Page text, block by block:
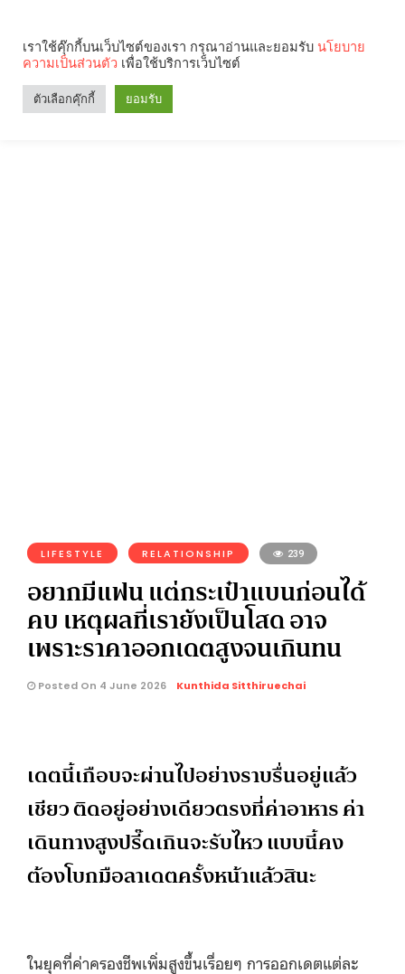
LIFESTYLE RELATIONSHIP 239
อยากมีแฟน แต่กระเป๋าแบนก่อนได้
คบ เหตุผลที่เรายังเป็นโสด อาจ
เพราะราคาออกเดตสูงจนเกินทน
Posted On 4 June 2026 Kunthida Sitthiruechai
เดตนี้เกือบจะผ่านไปอย่างราบรื่นอยู่แล้ว
เชียว ติดอยู่อย่างเดียวตรงที่ค่าอาหาร ค่า
เดินทางสูงปรี๊ดเกินจะรับไหว แบบนี้คง
ต้องโบกมือลาเดตครั้งหน้าแล้วสินะ
ในยุคที่ค่าครองชีพเพิ่มสูงขึ้นเรื่อยๆ การออกเดตแต่ละ
เราใช้คุ๊กกี้บนเว็บไซต์ของเรา กรุณาอ่านและยอมรับ นโยบาย
ความเป็นส่วนตัว เพื่อใช้บริการเว็บไซต์
ตัวเลือกคุ๊กกี้ ยอมรับ